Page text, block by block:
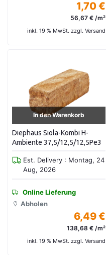
1,70 €
56,67 € /m²
inkl. 19 % MwSt. zzgl. Versand
In den Warenkorb
Diephaus Siola-Kombi H-
Ambiente 37,5/12,5/12,5Pe3
Est. Delivery : Montag, 24
Aug, 2026
Online Lieferung
Abholen
6,49 €
138,68 € /m²
inkl. 19 % MwSt. zzgl. Versand